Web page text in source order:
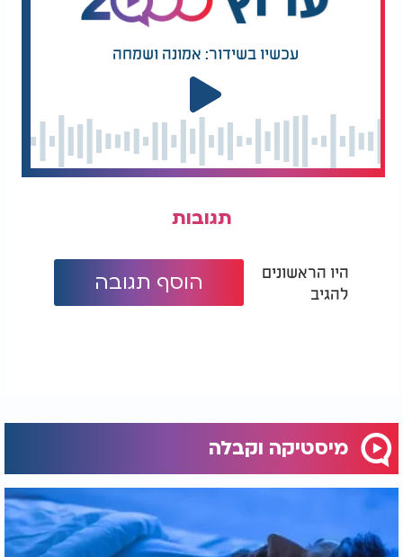
עכשיו בשידור: אמונה ושמחה
תגובות
היו הראשונים
להגיב
הוסף תגובה
מיסטיקה וקבלה